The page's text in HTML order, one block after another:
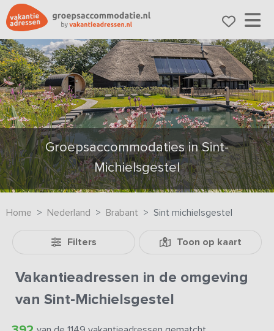
Groepsaccommodaties in Sint-
Michielsgestel
Home Nederland Brabant Sint michielsgestel
Filters Toon op kaart
Vakantieadressen in de omgeving
van Sint-Michielsgestel